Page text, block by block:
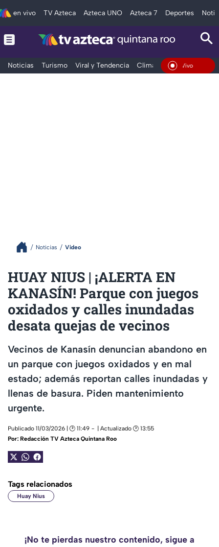
en vivo TV Azteca Azteca UNO Azteca 7 Deportes
Noticias Turismo Viral y Tendencia Clima Tráfico
En Vivo
Noticias Video
HUAY NIUS | ¡ALERTA EN
KANASÍN! Parque con juegos
oxidados y calles inundadas
desata quejas de vecinos
Vecinos de Kanasín denuncian abandono en
un parque con juegos oxidados y en mal
estado; además reportan calles inundadas y
llenas de basura. Piden mantenimiento
urgente.
Publicado 11/03/2026 | 🕑 11:49
| Actualizado 🕑 13:55
Por: Redacción TV Azteca Quintana Roo
Tags relacionados
Huay Nius
¡No te pierdas nuestro contenido, sigue a